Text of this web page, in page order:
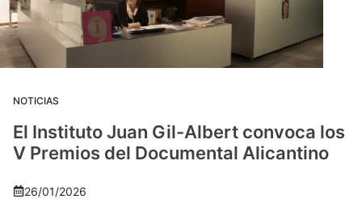
NOTICIAS
El Instituto Juan Gil-Albert convoca los
V Premios del Documental Alicantino
26/01/2026